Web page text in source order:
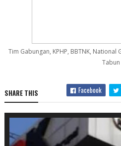
Tim Gabungan, KPHP, BBTNK, National
Tabun
SHARE THIS Facebook